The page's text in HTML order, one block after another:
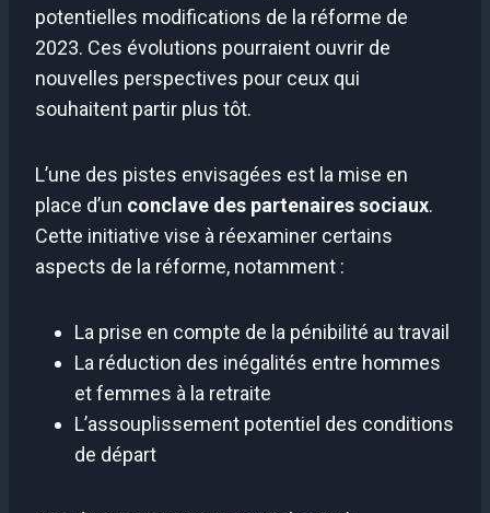
potentielles modifications de la réforme de
2023. Ces évolutions pourraient ouvrir de
nouvelles perspectives pour ceux qui
souhaitent partir plus tôt.
L’une des pistes envisagées est la mise en
place d’un conclave des partenaires sociaux.
Cette initiative vise à réexaminer certains
aspects de la réforme, notamment :
La prise en compte de la pénibilité au travail
La réduction des inégalités entre hommes
et femmes à la retraite
L’assouplissement potentiel des conditions
de départ